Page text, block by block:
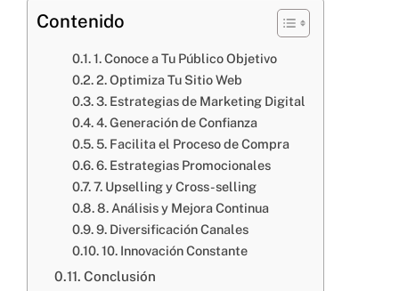
Contenido
1. Conoce a Tu Público Objetivo
2. Optimiza Tu Sitio Web
3. Estrategias de Marketing Digital
4. Generación de Confianza
5. Facilita el Proceso de Compra
6. Estrategias Promocionales
7. Upselling y Cross-selling
8. Análisis y Mejora Continua
9. Diversificación Canales
10. Innovación Constante
Conclusión
Cel: +57 3184183054
Email: hi@classalia.com
Cra 18 No 8 – 30
CERTIFICACIONES: